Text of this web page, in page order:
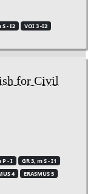
S - I2
VOI 3 -I2
for Civil
P - I
GR 3, m S - I1
4
ERASMUS 5